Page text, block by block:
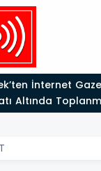
Altında
Hazırız"